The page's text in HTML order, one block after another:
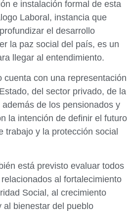
e instalación formal de esta
Laboral, instancia que
el desarrollo
la paz social del país, es un
llegar al entendimiento.
cuenta con una representación
del sector privado, de la
de los pensionados y
la intención de definir el futuro
trabajo y la protección social
está previsto evaluar todos
al fortalecimiento
Social, al crecimiento
al bienestar del pueblo